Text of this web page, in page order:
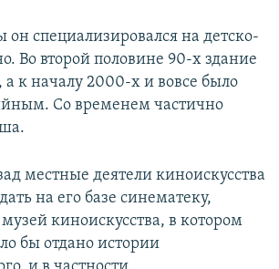
он специализировался на детско-
Во второй половине 90-х здание
а к началу 2000-х и вовсе было
Со временем частично
местные деятели киноискусства
на его базе синематеку,
киноискусства, в котором
бы отдано истории